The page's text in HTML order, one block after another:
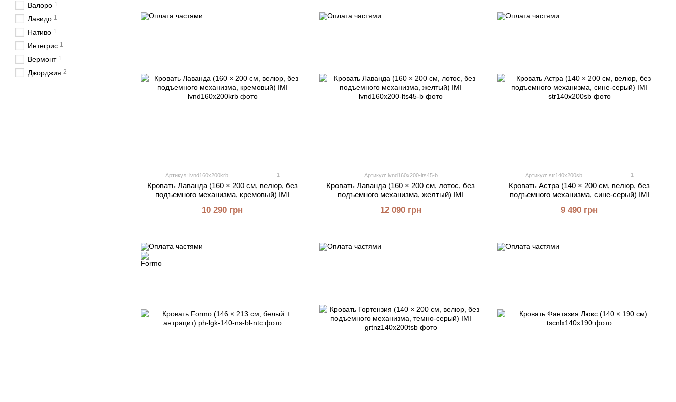
Артикул: lvnd160x200krb 1
Кровать Лаванда (160 × 200 см, велюр, без
подъемного механизма, кремовый) IMI
10 290 грн
Артикул: lvnd160x200-lts45-b
Кровать Лаванда (160 × 200 см, лотос, без
подъемного механизма, желтый) IMI
12 090 грн
Артикул: str140x200sb 1
Кровать Астра (140 × 200 см, велюр, без
подъемного механизма, сине-серый) IMI
9 490 грн
Валоро 1
Лавидо 1
Нативо 1
Интегрис 1
Вермонт 1
Джорджия 2